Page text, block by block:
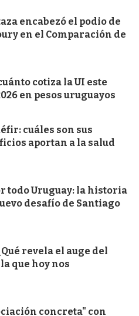
encabezó el podio de
en el Comparación de
cotiza la UI este
en pesos uruguayos
cuáles son sus
aportan a la salud
todo Uruguay: la historia
desafío de Santiago
revela el auge del
que hoy nos
concreta" con